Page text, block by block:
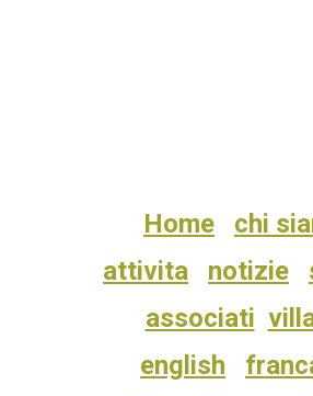
Home
chi
attivita
notizie
associati
english